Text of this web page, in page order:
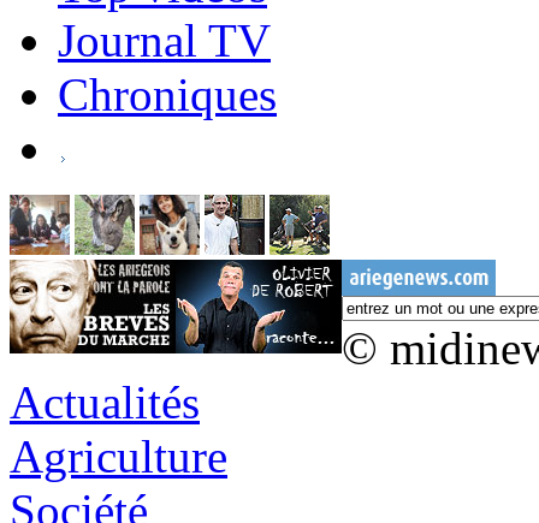
Journal TV
Chroniques
©
Actualités
Agriculture
Société